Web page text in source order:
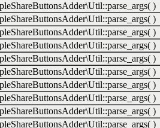
)
)
)
)
)
)
)
)
)
)